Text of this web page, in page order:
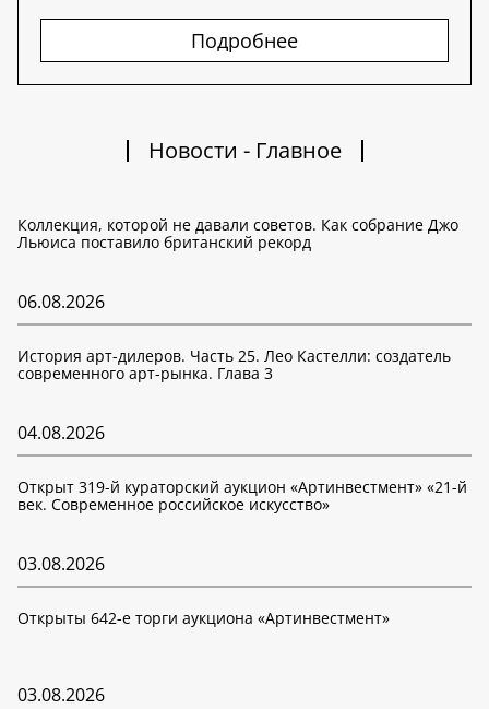
Подробнее
Новости - Главное
Коллекция, которой не давали советов. Как собрание Джо
Льюиса поставило британский рекорд
06.08.2026
История арт-дилеров. Часть 25. Лео Кастелли: создатель
современного арт-рынка. Глава 3
04.08.2026
Открыт 319-й кураторский аукцион «Артинвестмент» «21-й
век. Современное российское искусство»
03.08.2026
Открыты 642-е торги аукциона «Артинвестмент»
03.08.2026